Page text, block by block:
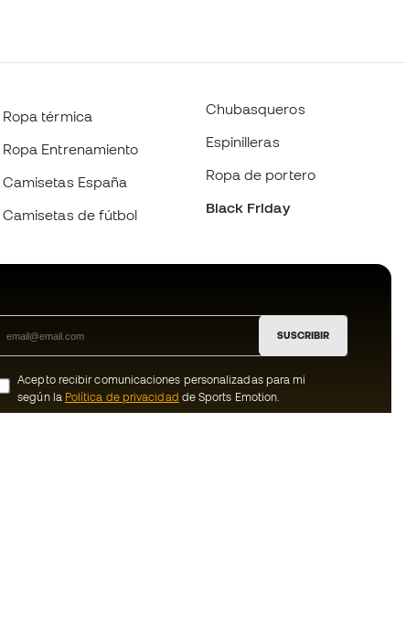
Ropa térmica
Ropa Entrenamiento
Camisetas España
Camisetas de fútbol
Chubasqueros
Espinilleras
Ropa de portero
Black Friday
SUSCRIBIR
Acepto recibir comunicaciones personalizadas para mi
según la Política de privacidad de Sports Emotion.